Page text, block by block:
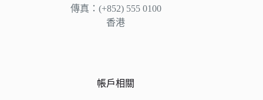
傳真：(+852) 555 0100
香港
帳戶相關